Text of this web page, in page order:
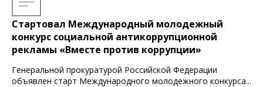
Стартовал Международный молодежный
конкурс социальной антикоррупционной
рекламы «Вместе против коррупции»
Генеральной прокуратурой Российской Федерации
объявлен старт Международного молодежного конкурса...